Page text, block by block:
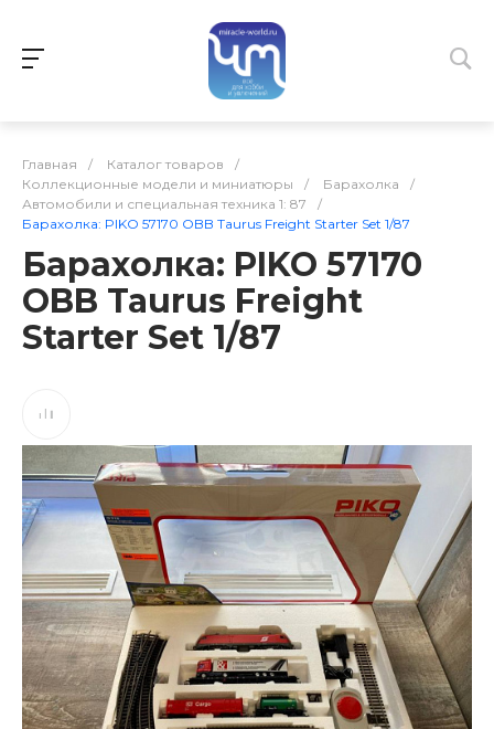
Главная / Каталог товаров
/
Коллекционные модели и миниатюры
/ Барахолка
/
Автомобили и специальная техника 1: 87
/
Барахолка: PIKO 57170 OBB Taurus Freight Starter Set 1/87
Барахолка: PIKO 57170
OBB Taurus Freight
Starter Set 1/87